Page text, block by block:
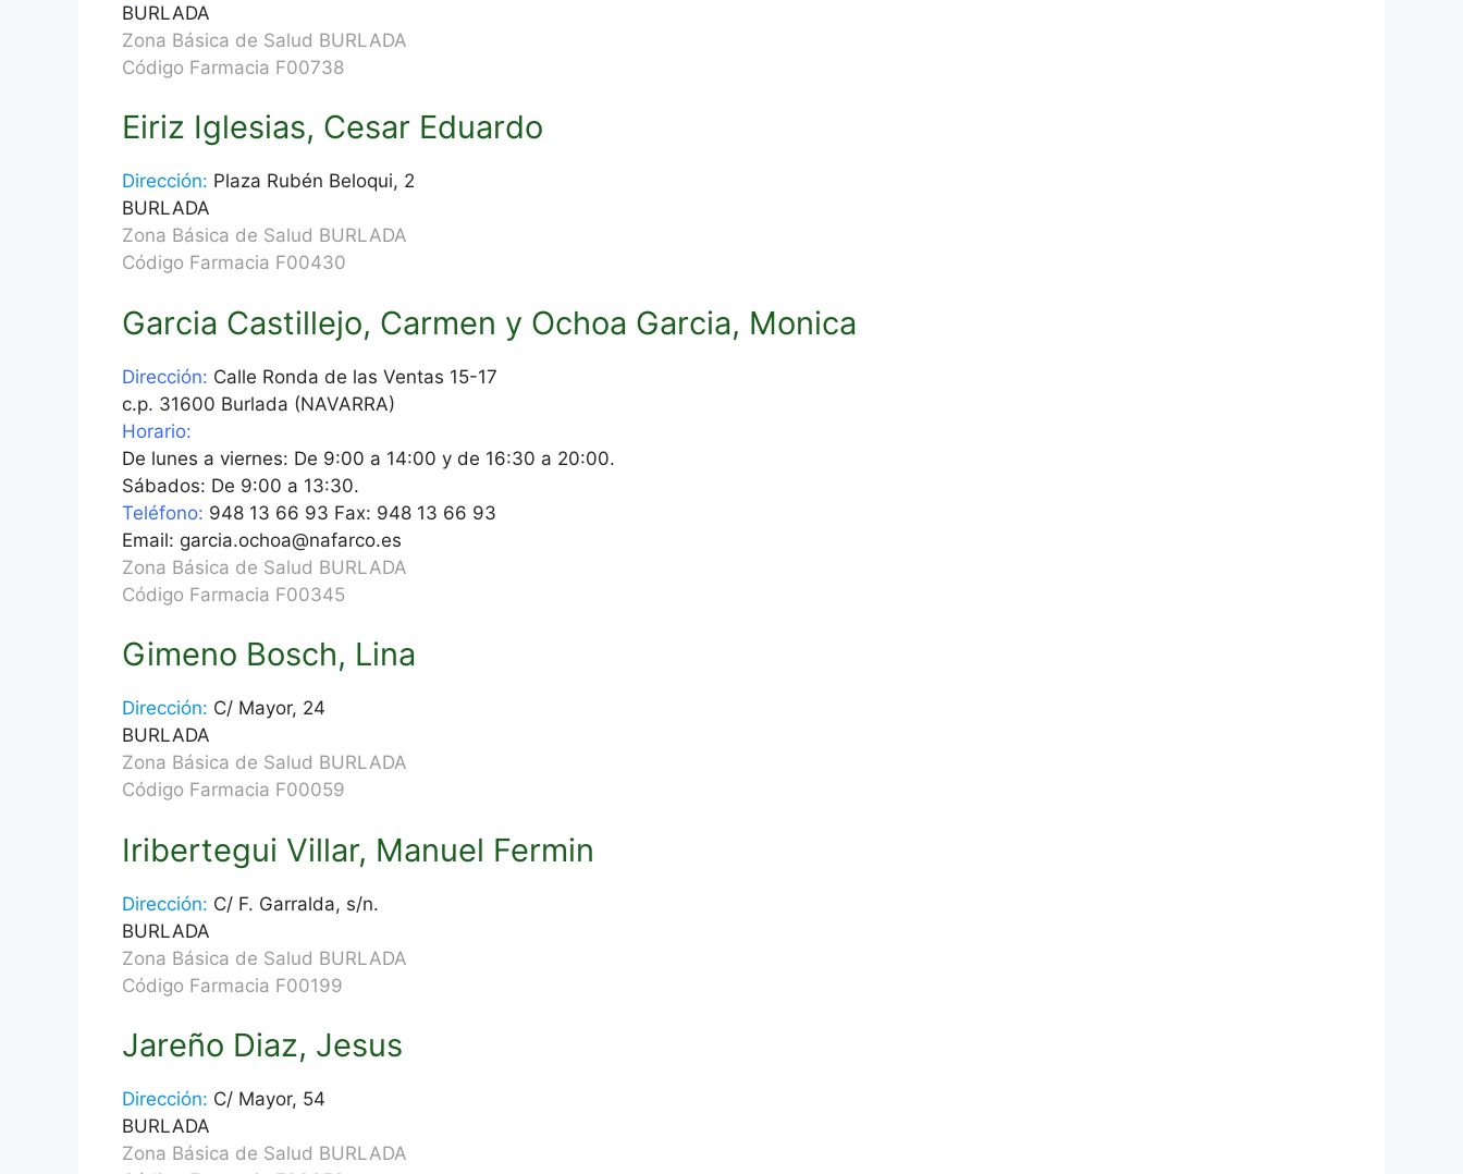
BURLADA
Zona Básica de Salud BURLADA
Código Farmacia F00738
Eiriz Iglesias, Cesar Eduardo
Dirección: Plaza Rubén Beloqui, 2
BURLADA
Zona Básica de Salud BURLADA
Código Farmacia F00430
Garcia Castillejo, Carmen y Ochoa Garcia, Monica
Dirección: Calle Ronda de las Ventas 15-17
c.p. 31600 Burlada (NAVARRA)
Horario:
De lunes a viernes: De 9:00 a 14:00 y de 16:30 a 20:00.
Sábados: De 9:00 a 13:30.
Teléfono: 948 13 66 93 Fax: 948 13 66 93
Email: garcia.ochoa@nafarco.es
Zona Básica de Salud BURLADA
Código Farmacia F00345
Gimeno Bosch, Lina
Dirección: C/ Mayor, 24
BURLADA
Zona Básica de Salud BURLADA
Código Farmacia F00059
Iribertegui Villar, Manuel Fermin
Dirección: C/ F. Garralda, s/n.
BURLADA
Zona Básica de Salud BURLADA
Código Farmacia F00199
Jareño Diaz, Jesus
Dirección: C/ Mayor, 54
BURLADA
Zona Básica de Salud BURLADA